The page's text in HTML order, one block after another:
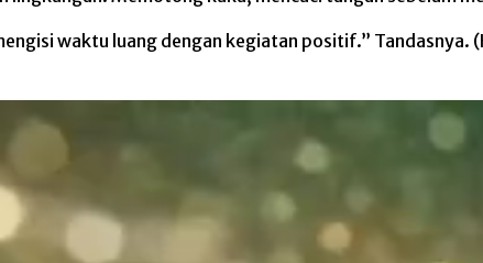
waktu luang dengan kegiatan positif.” Tandasnya.